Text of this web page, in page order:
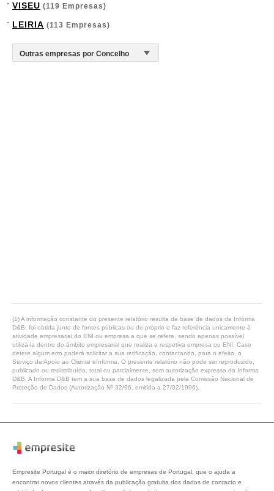
VISEU (119 Empresas)
LEIRIA (113 Empresas)
(1) A informação constante do presente relatório resulta da base de dados da Informa
D&B, foi obtida junto de fontes públicas ou do próprio e faz referência unicamente à
atividade empresarial do ENI ou empresa a que se refere, sendo apenas possível
utilizá-la dentro do âmbito empresarial que realiza a respetiva empresa ou ENI. Caso
detete algum erro poderá solicitar a sua retificação, contactando, para o efeito, o
Serviço de Apoio ao Cliente eInforma. O presente relatório não pode ser reproduzido,
publicado ou redistribuído, total ou parcialmente, sem autorização expressa da Informa
D&B. A Informa D&B tem a sua base de dados legalizada pela Comissão Nacional de
Proteção de Dados (Autorização Nº 32/96, emitida a 27/02/1996).
Empresite Portugal é o maior diretório de empresas de Portugal, que o ajuda a
encontrar novos clientes através da publicação gratuita dos dados de contacto e